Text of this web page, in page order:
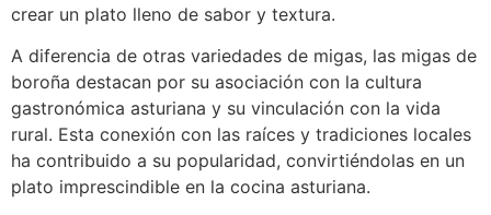
crear un plato lleno de sabor y textura.
A diferencia de otras variedades de migas, las migas de
boroña destacan por su asociación con la cultura
gastronómica asturiana y su vinculación con la vida
rural. Esta conexión con las raíces y tradiciones locales
ha contribuido a su popularidad, convirtiéndolas en un
plato imprescindible en la cocina asturiana.